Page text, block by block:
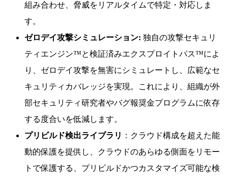
組み合わせ、脅威をリアルタイムで特定・対応しま
す。
ゼロデイ攻撃シミュレーション: 独自の攻撃セキュリ
ティエンジン™と検証済みエクスプロイトパス™によ
り、ゼロデイ攻撃を無害にシミュレートし、広範なセ
キュリティカバレッジを実現。これにより、組織が外
部セキュリティ研究者やバグ報奨金プログラムに依存
する度合いを低減します。
プリビルド検出ライブラリ ：クラウド構成を超えた能
動的保護を提供し、クラウドのあらゆる側面をリモー
トで保護する、プリビルドかつカスタマイズ可能な検